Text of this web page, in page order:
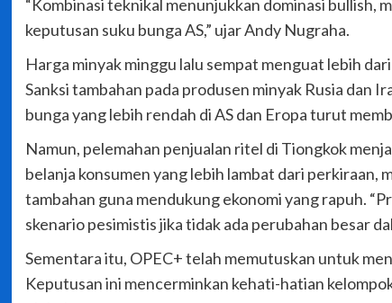
“Kombinasi teknikal menunjukkan dominasi
keputusan suku bunga AS,” ujar Andy Nugraha.
Harga minyak minggu lalu sempat menguat lebih
Sanksi tambahan pada produsen minyak Rusia dan
bunga yang lebih rendah di AS dan Eropa turut
Namun, pelemahan penjualan ritel di Tiongkok
belanja konsumen yang lebih lambat dari
tambahan guna mendukung ekonomi yang rapuh.
skenario pesimistis jika tidak ada perubahan besar
Sementara itu, OPEC+ telah memutuskan untuk
Keputusan ini mencerminkan kehati-hatian